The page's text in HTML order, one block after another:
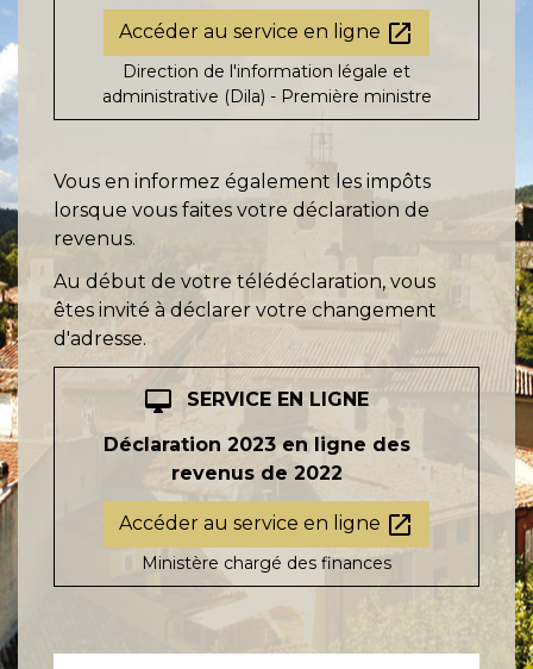
Accéder au service en ligne open_in_new
Direction de l'information légale et
administrative (Dila) - Première ministre
Vous en informez également les impôts
lorsque vous faites votre déclaration de
revenus.
Au début de votre télédéclaration, vous
êtes invité à déclarer votre changement
d'adresse.
desktop_mac
SERVICE EN LIGNE
Déclaration 2023 en ligne des
revenus de 2022
Accéder au service en ligne open_in_new
Ministère chargé des finances